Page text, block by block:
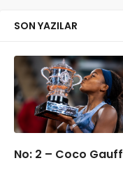
SON YAZILAR
No: 2 – Coco Gauff